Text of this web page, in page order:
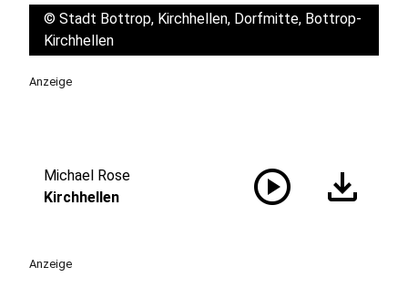
© Stadt Bottrop, Kirchhellen, Dorfmitte, Bottrop-
Kirchhellen
Anzeige
Michael Rose
Kirchhellen
play_circle download
Anzeige